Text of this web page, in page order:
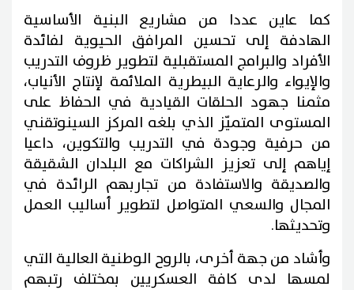
كما عاين عددا من مشاريع البنية الأساسية
الهادفة إلى تحسين المرافق الحيوية لفائدة
الأفراد والبرامج المستقبلية لتطوير ظروف التدريب
والإيواء والرعاية البيطرية الملائمة لإنتاج الأنياب،
مثمنا جهود الحلقات القيادية في الحفاظ على
المستوى المتميّز الذي بلغه المركز السينوتقني
من حرفية وجودة في التدريب والتكوين، داعيا
إياهم إلى تعزيز الشراكات مع البلدان الشقيقة
والصديقة والاستفادة من تجاربهم الرائدة في
المجال والسعي المتواصل لتطوير أساليب العمل
وتحديثها.
وأشاد من جهة أخرى، بالروح الوطنية العالية التي
لمسها لدى كافة العسكريين بمختلف رتبهم